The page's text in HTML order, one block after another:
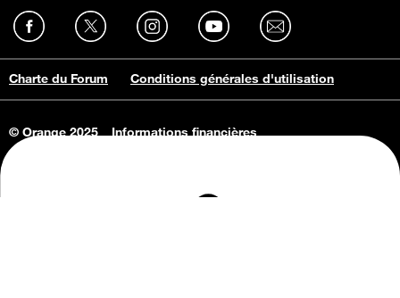
Charte du Forum Conditions générales d'utilisation
© Orange 2025
Informations financières